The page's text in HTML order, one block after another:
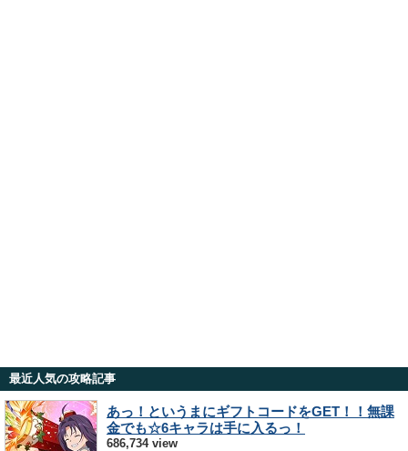
最近人気の攻略記事
あっ！というまにギフトコードをGET！！無課
金でも☆6キャラは手に入るっ！
686,734 view